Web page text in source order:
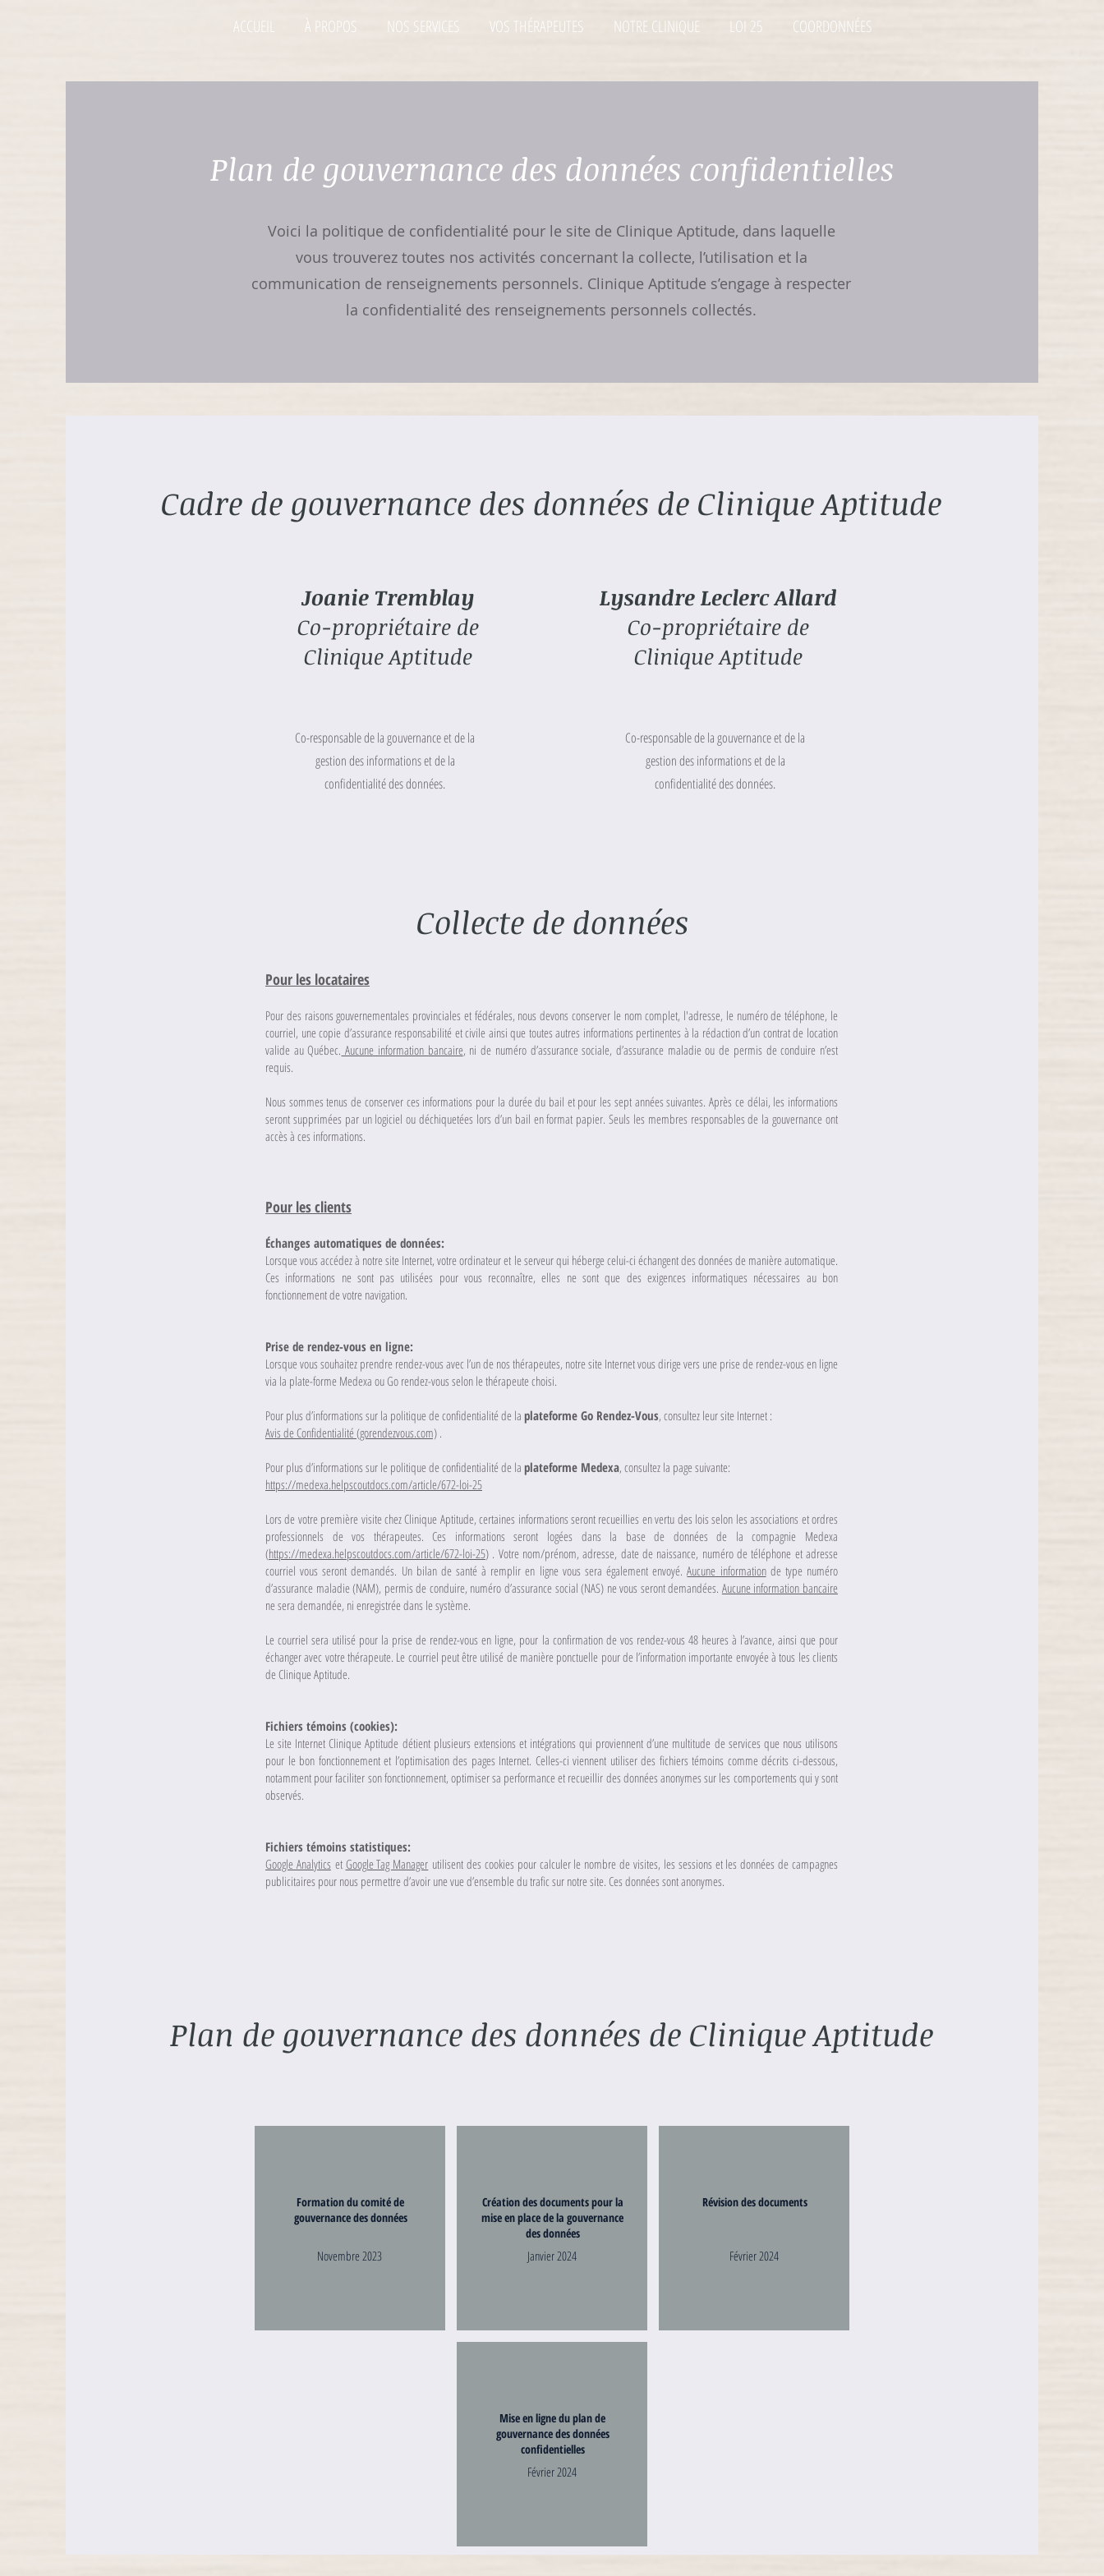
ACCUEIL À PROPOS NOS SERVICES VOS THÉRAPEUTES NOTRE CLINIQUE LOI 25 COORDONNÉES
Plan de gouvernance des données confidentielles
Voici la politique de confidentialité pour le site de Clinique Aptitude, dans laquelle
vous trouverez toutes nos activités concernant la collecte, l’utilisation et la
communication de renseignements personnels. Clinique Aptitude s’engage à respecter
la confidentialité des renseignements personnels collectés.
Cadre de gouvernance des données de Clinique Aptitude
Joanie Tremblay
Co-propriétaire de
Clinique Aptitude
Co-responsable de la gouvernance et de la
gestion des informations et de la
confidentialité des données.
Lysandre Leclerc Allard
Co-propriétaire de
Clinique Aptitude
Co-responsable de la gouvernance et de la
gestion des informations et de la
confidentialité des données.
Collecte de données
Pour les locataires
Pour des raisons gouvernementales provinciales et fédérales, nous devons conserver le nom complet, l'adresse, le numéro de téléphone, le
courriel, une copie d’assurance responsabilité et civile ainsi que toutes autres informations pertinentes à la rédaction d’un contrat de location
valide au Québec. Aucune information bancaire, ni de numéro d’assurance sociale, d’assurance maladie ou de permis de conduire n’est
requis.
Nous sommes tenus de conserver ces informations pour la durée du bail et pour les sept années suivantes. Après ce délai, les informations
seront supprimées par un logiciel ou déchiquetées lors d’un bail en format papier. Seuls les membres responsables de la gouvernance ont
accès à ces informations.
Pour les clients
Échanges automatiques de données:
Lorsque vous accédez à notre site Internet, votre ordinateur et le serveur qui héberge celui-ci échangent des données de manière automatique.
Ces informations ne sont pas utilisées pour vous reconnaître, elles ne sont que des exigences informatiques nécessaires au bon
fonctionnement de votre navigation.
Prise de rendez-vous en ligne:
Lorsque vous souhaitez prendre rendez-vous avec l’un de nos thérapeutes, notre site Internet vous dirige vers une prise de rendez-vous en ligne
via la plate-forme Medexa ou Go rendez-vous selon le thérapeute choisi.
Pour plus d’informations sur la politique de confidentialité de la plateforme Go Rendez-Vous, consultez leur site Internet :
Avis de Confidentialité (gorendezvous.com) .
Pour plus d’informations sur le politique de confidentialité de la plateforme Medexa, consultez la page suivante:
https://medexa.helpscoutdocs.com/article/672-loi-25
Lors de votre première visite chez Clinique Aptitude, certaines informations seront recueillies en vertu des lois selon les associations et ordres
professionnels de vos thérapeutes. Ces informations seront logées dans la base de données de la compagnie Medexa
(https://medexa.helpscoutdocs.com/article/672-loi-25) . Votre nom/prénom, adresse, date de naissance, numéro de téléphone et adresse
courriel vous seront demandés. Un bilan de santé à remplir en ligne vous sera également envoyé.Aucune informationde type numéro
d’assurance maladie (NAM), permis de conduire, numéro d’assurance social (NAS) ne vous seront demandées. Aucune information bancaire
ne sera demandée, ni enregistrée dans le système.
Le courriel sera utilisé pour la prise de rendez-vous en ligne, pour la confirmation de vos rendez-vous 48 heures à l’avance, ainsi que pour
échanger avec votre thérapeute. Le courriel peut être utilisé de manière ponctuelle pour de l’information importante envoyée à tous les clients
de Clinique Aptitude.
Fichiers témoins (cookies):
Le site Internet Clinique Aptitude détient plusieurs extensions et intégrations qui proviennent d’une multitude de services que nous utilisons
pour le bon fonctionnement et l’optimisation des pages Internet. Celles-ci viennent utiliser des fichiers témoins comme décrits ci-dessous,
notamment pour faciliter son fonctionnement, optimiser sa performance et recueillir des données anonymes sur les comportements qui y sont
observés.
Fichiers témoins statistiques:
Google Analytics et Google Tag Manager utilisent des cookies pour calculer le nombre de visites, les sessions et les données de campagnes
publicitaires pour nous permettre d’avoir une vue d’ensemble du trafic sur notre site. Ces données sont anonymes.
Plan de gouvernance des données de Clinique Aptitude
Formation du comité de
gouvernance des données
Novembre 2023
Création des documents pour la
mise en place de la gouvernance
des données
Janvier 2024
Révision des documents
Février 2024
Mise en ligne du plan de
gouvernance des données
confidentielles
Février 2024